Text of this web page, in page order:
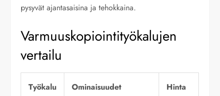
pysyvät ajantasaisina ja tehokkaina.
Varmuuskopiointityökalujen
vertailu
Työkalu Ominaisuudet Hinta